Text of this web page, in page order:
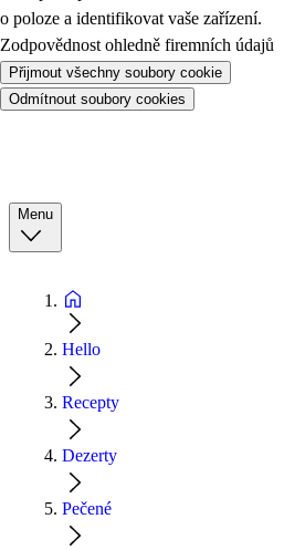
o poloze a identifikovat vaše zařízení.
Zodpovědnost ohledně firemních údajů
Přijmout všechny soubory cookie
Odmítnout soubory cookies
Menu
Hello
Recepty
Dezerty
Pečené